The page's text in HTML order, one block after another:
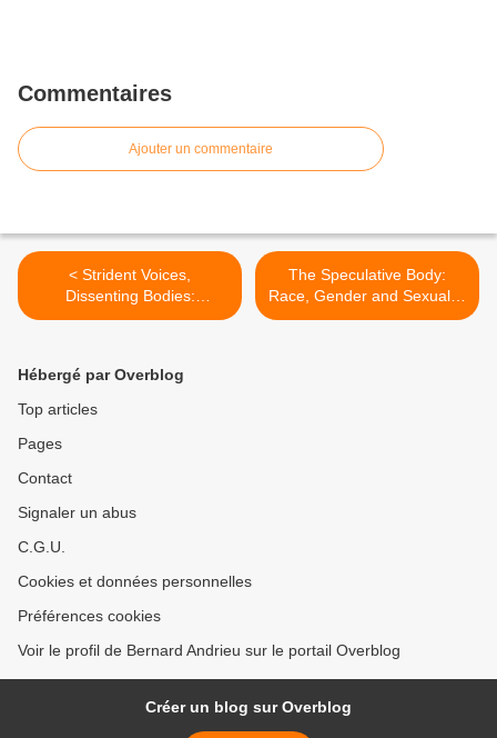
Commentaires
Ajouter un commentaire
< Strident Voices,
Dissenting Bodies:
Subaltern Women's
The Speculative Body:
Race, Gender and Sexuality
in the Televisual
Hébergé par Overblog
Top articles
Pages
Contact
Signaler un abus
C.G.U.
Cookies et données personnelles
Préférences cookies
Voir le profil de Bernard Andrieu sur le portail Overblog
Créer un blog sur Overblog